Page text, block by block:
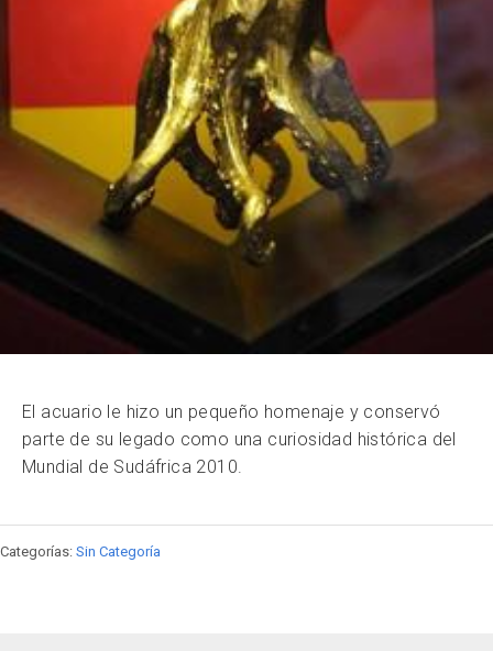
El acuario le hizo un pequeño homenaje y conservó
parte de su legado como una curiosidad histórica del
Mundial de Sudáfrica 2010.
Categorías: Sin Categoría